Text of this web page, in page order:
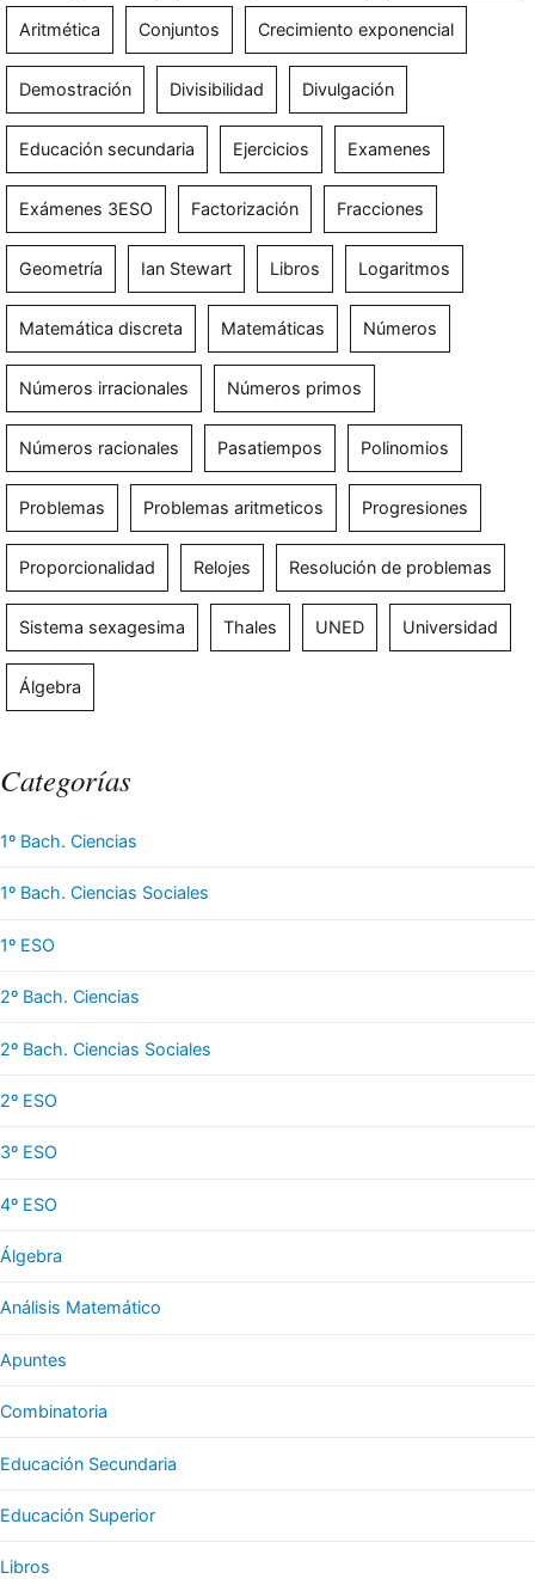
Aritmética Conjuntos Crecimiento exponencial
Demostración Divisibilidad Divulgación
Educación secundaria Ejercicios Examenes
Exámenes 3ESO Factorización Fracciones
Geometría Ian Stewart Libros Logaritmos
Matemática discreta Matemáticas Números
Números irracionales Números primos
Números racionales Pasatiempos Polinomios
Problemas Problemas aritmeticos Progresiones
Proporcionalidad Relojes Resolución de problemas
Sistema sexagesima Thales UNED Universidad
Álgebra
Categorías
1º Bach. Ciencias
1º Bach. Ciencias Sociales
1º ESO
2º Bach. Ciencias
2º Bach. Ciencias Sociales
2º ESO
3º ESO
4º ESO
Álgebra
Análisis Matemático
Apuntes
Combinatoria
Educación Secundaria
Educación Superior
Libros